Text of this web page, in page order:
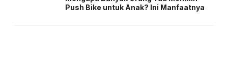
Push Bike untuk Anak? Ini Manfaatnya